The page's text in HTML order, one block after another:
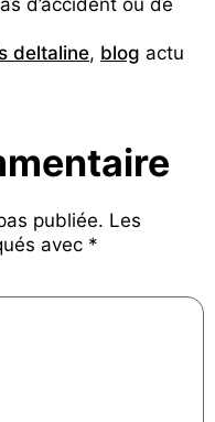
d’accident ou de
deltaline, blog actu
publiée. Les
avec *